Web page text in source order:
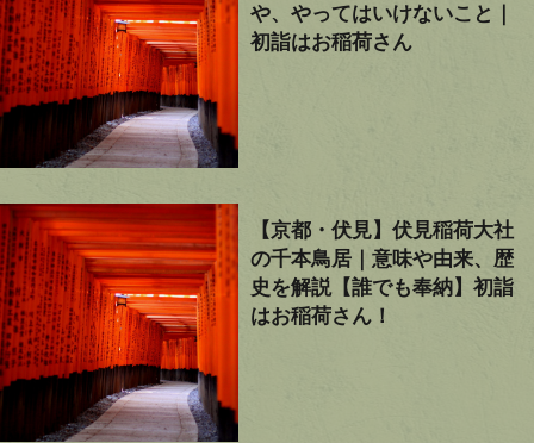
や、やってはいけないこと｜
初詣はお稲荷さん
【京都・伏見】伏見稲荷大社
の千本鳥居｜意味や由来、歴
史を解説【誰でも奉納】初詣
はお稲荷さん！